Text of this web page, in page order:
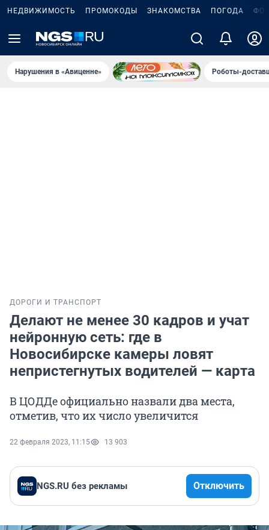
НЕДВИЖИМОСТЬ ПРОМОКОДЫ ЗНАКОМСТВА ПОГОДА
Нарушения в «Авиценне» Роботы-
ДОРОГИ И ТРАНСПОРТ
Делают не менее 30 кадров и учат
нейронную сеть: где в
Новосибирске камеры ловят
непристегнутых водителей — карта
В ЦОДДе официально назвали два места,
отметив, что их число увеличится
22 февраля 2023, 11:15 13 903
NGS.RU без рекламы Отключить